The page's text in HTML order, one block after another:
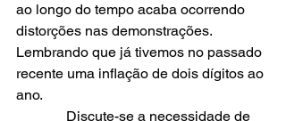
ao longo do tempo acaba ocorrendo
distorções nas demonstrações.
Lembrando que já tivemos no passado
recente uma inflação de dois dígitos ao
ano.
Discute-se a necessidade de